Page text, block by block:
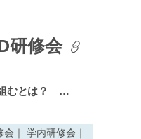
研修会
むとは？ …
｜ 学内研修会｜